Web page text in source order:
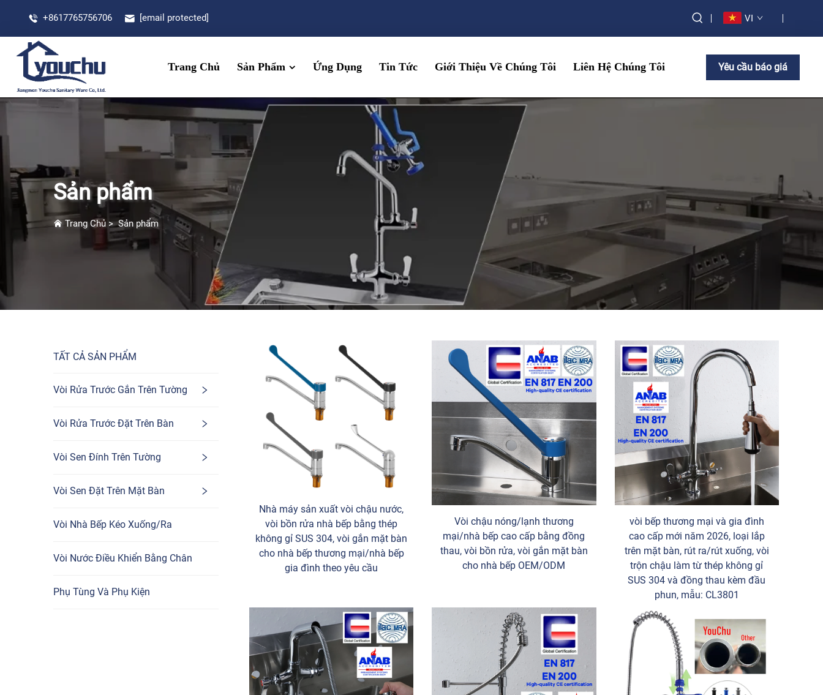
+8617765756706 [email protected] VI
Trang Chủ Sản Phẩm Ứng Dụng Tin Tức Giới Thiệu Về Chúng Tôi Liên Hệ Chúng Tôi Yêu cầu báo giá
Sản phẩm
Trang Chủ >Sản phẩm
TẤT CẢ SẢN PHẨM
Vòi Rửa Trước Gắn Trên Tường
Vòi Rửa Trước Đặt Trên Bàn
Vòi Sen Đính Trên Tường
Vòi Sen Đặt Trên Mặt Bàn
Vòi Nhà Bếp Kéo Xuống/Ra
Vòi Nước Điều Khiển Bằng Chân
Phụ Tùng Và Phụ Kiện
Nhà máy sản xuất vòi chậu nước,
vòi bồn rửa nhà bếp bằng thép
không gỉ SUS 304, vòi gắn mặt bàn
cho nhà bếp thương mại/nhà bếp
gia đình theo yêu cầu
Vòi chậu nóng/lạnh thương
mại/nhà bếp cao cấp bằng đồng
thau, vòi bồn rửa, vòi gắn mặt bàn
cho nhà bếp OEM/ODM
vòi bếp thương mại và gia đình
cao cấp mới năm 2026, loại lắp
trên mặt bàn, rút ra/rút xuống, vòi
trộn chậu làm từ thép không gỉ
SUS 304 và đồng thau kèm đầu
phun, mẫu: CL3801